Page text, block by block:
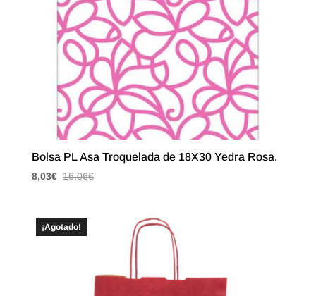
Bolsa PL Asa Troquelada de 18X30 Yedra Rosa.
8,03€ 16,06€
¡Agotado!